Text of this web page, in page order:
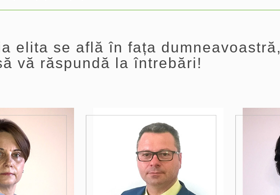
elita se află în fața dumneavoastră,
vă răspundă la întrebări!